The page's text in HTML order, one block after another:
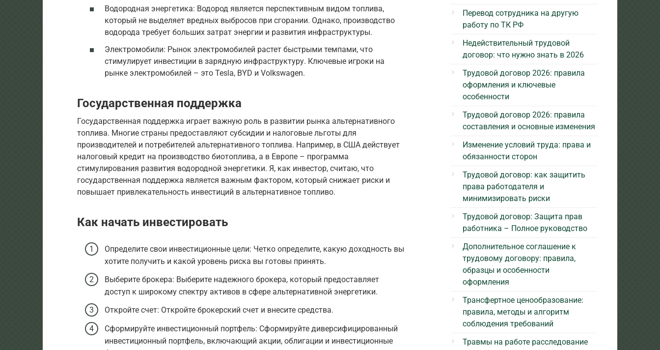
Водородная энергетика: Водород является перспективным видом топлива,
который не выделяет вредных выбросов при сгорании. Однако, производство
водорода требует больших затрат энергии и развития инфраструктуры.
Электромобили: Рынок электромобилей растет быстрыми темпами, что
стимулирует инвестиции в зарядную инфраструктуру. Ключевые игроки на
рынке электромобилей – это Tesla, BYD и Volkswagen.
Государственная поддержка
Государственная поддержка играет важную роль в развитии рынка альтернативного
топлива. Многие страны предоставляют субсидии и налоговые льготы для
производителей и потребителей альтернативного топлива. Например, в США действует
налоговый кредит на производство биотоплива, а в Европе – программа
стимулирования развития водородной энергетики. Я, как инвестор, считаю, что
государственная поддержка является важным фактором, который снижает риски и
повышает привлекательность инвестиций в альтернативное топливо.
Как начать инвестировать
Определите свои инвестиционные цели: Четко определите, какую доходность вы
хотите получить и какой уровень риска вы готовы принять.
Выберите брокера: Выберите надежного брокера, который предоставляет
доступ к широкому спектру активов в сфере альтернативной энергетики.
Откройте счет: Откройте брокерский счет и внесите средства.
Сформируйте инвестиционный портфель: Сформируйте диверсифицированный
инвестиционный портфель, включающий акции, облигации и инвестиционные
Перевод сотрудника на другую
работу по ТК РФ
Недействительный трудовой
договор: что нужно знать в 2026
Трудовой договор 2026: правила
оформления и ключевые
особенности
Трудовой договор 2026: правила
составления и основные изменения
Изменение условий труда: права и
обязанности сторон
Трудовой договор: как защитить
права работодателя и
минимизировать риски
Трудовой договор: Защита прав
работника – Полное руководство
Дополнительное соглашение к
трудовому договору: правила,
образцы и особенности
оформления
Трансфертное ценообразование:
правила, методы и алгоритм
соблюдения требований
Травмы на работе расследование